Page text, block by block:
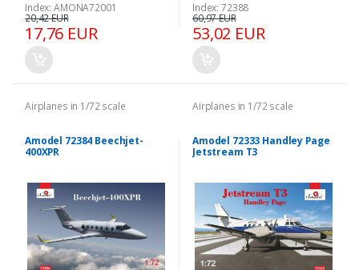
Index: AMONA72001
17,76 EUR
20,42 EUR
Index: 72388
53,02 EUR
60,97 EUR
Airplanes in 1/72 scale
Amodel 72384 Beechjet-
400XPR
Airplanes in 1/72 scale
Amodel 72333 Handley Page
Jetstream T3